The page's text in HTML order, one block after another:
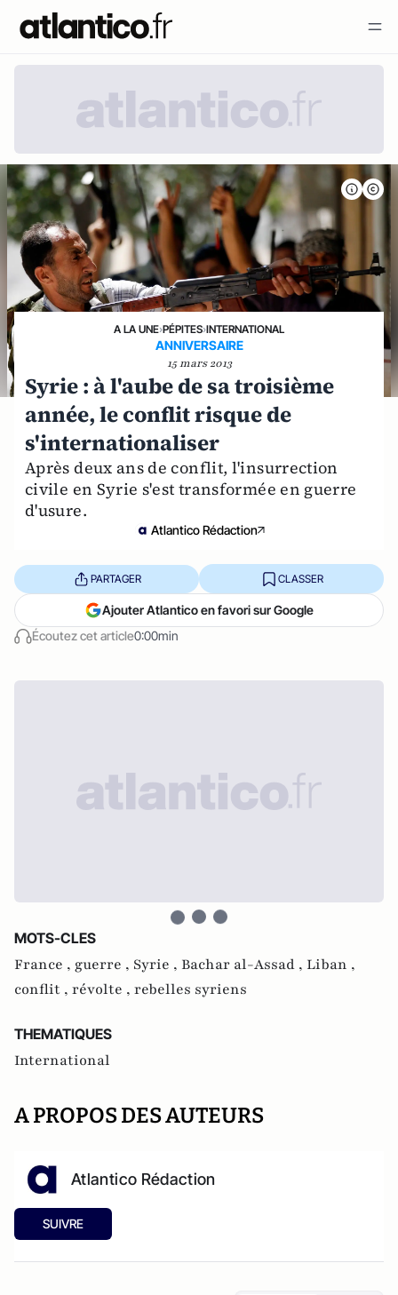
A LA UNE›PÉPITES›INTERNATIONAL
ANNIVERSAIRE
15 mars 2013
Syrie : à l'aube de sa troisième
année, le conflit risque de
s'internationaliser
Après deux ans de conflit, l'insurrection
civile en Syrie s'est transformée en guerre
d'usure.
Atlantico Rédaction
Écoutez cet article0:00min
PARTAGER CLASSER
Ajouter Atlantico en favori sur Google
MOTS-CLES
France , guerre , Syrie , Bachar al-Assad , Liban ,
conflit , révolte , rebelles syriens
THEMATIQUES
International
A PROPOS DES AUTEURS
Atlantico Rédaction
SUIVRE